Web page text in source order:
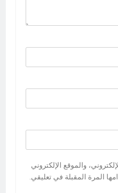
والموقع الإلكتروني
المرة المقبلة في تعليقي.